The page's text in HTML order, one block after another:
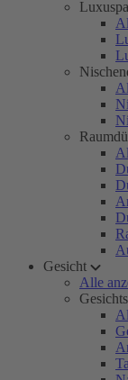
Gesicht
Alle